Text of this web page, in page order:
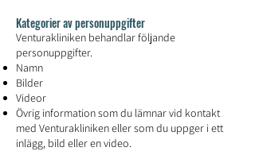
Kategorier av personuppgifter
Venturakliniken behandlar följande
personuppgifter.
Namn
Bilder
Videor
Övrig information som du lämnar vid kontakt
med Venturakliniken eller som du uppger i ett
inlägg, bild eller en video.